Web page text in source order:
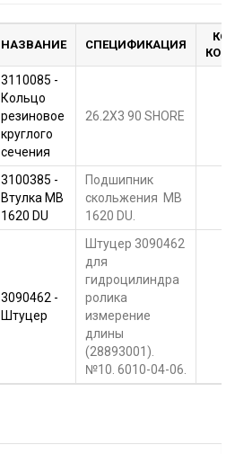
НАЗВАНИЕ СПЕЦИФИКАЦИЯ
3110085 -
Кольцо
резиновое
круглого
сечения
26.2X3 90 SHORE
3100385 -
Втулка MB
1620 DU
Подшипник
скольжения MB
1620 DU.
3090462 -
Штуцер
Штуцер 3090462
для
гидроцилиндра
ролика
измерение
длины
(28893001).
№10. 6010-04-06.